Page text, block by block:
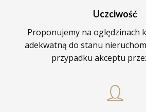
Uczciwość
Proponujemy na oględzinach
adekwatną do stanu
przypadku akceptu